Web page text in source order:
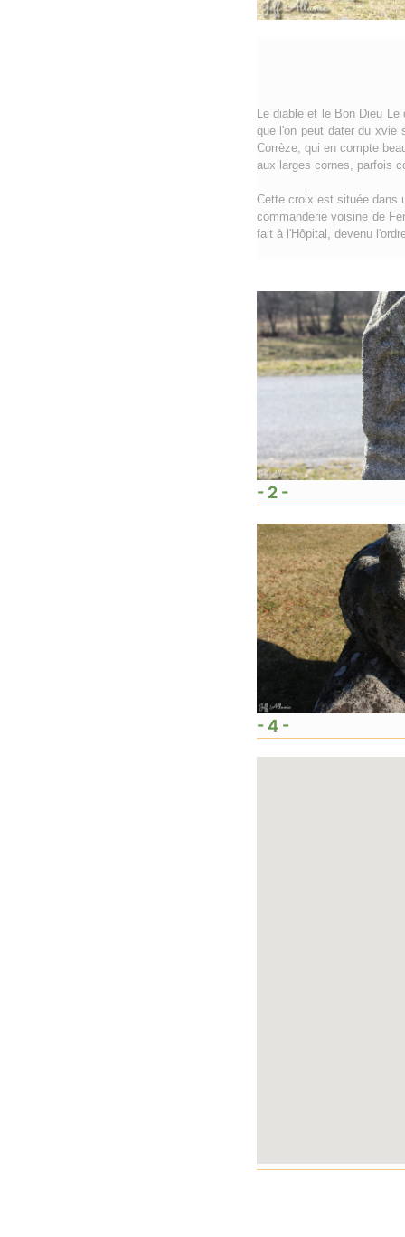
Le diable et le Bon Dieu
que l'on peut dater du xvie
Corrèze, qui en compte
aux larges cornes, parfois
Cette croix est située dans
commanderie voisine de
fait à l'Hôpital, devenu
- 2 -
- 4 -